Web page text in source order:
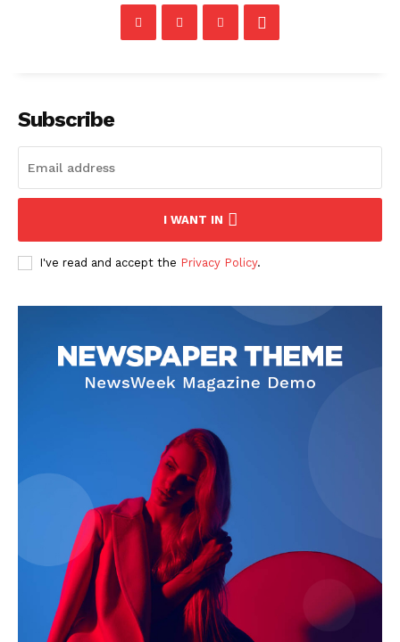
Subscribe
I WANT IN
I've read and accept the Privacy Policy.